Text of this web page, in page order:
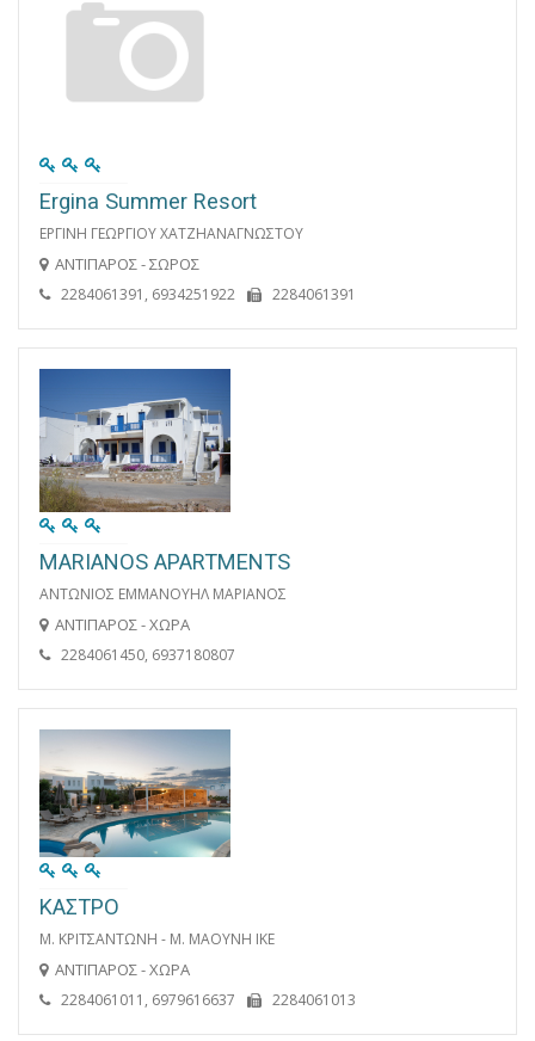
Ergina Summer Resort
ΕΡΓΙΝΗ ΓΕΩΡΓΙΟΥ ΧΑΤΖΗΑΝΑΓΝΩΣΤΟΥ
ΑΝΤΙΠΑΡΟΣ - ΣΩΡΟΣ
2284061391, 6934251922 2284061391
MARIANOS APARTMENTS
ΑΝΤΩΝΙΟΣ ΕΜΜΑΝΟΥΗΛ ΜΑΡΙΑΝΟΣ
ΑΝΤΙΠΑΡΟΣ - ΧΩΡΑ
2284061450, 6937180807
ΚΑΣΤΡΟ
Μ. ΚΡΙΤΣΑΝΤΩΝΗ - Μ. ΜΑΟΥΝΗ ΙΚΕ
ΑΝΤΙΠΑΡΟΣ - ΧΩΡΑ
2284061011, 6979616637 2284061013